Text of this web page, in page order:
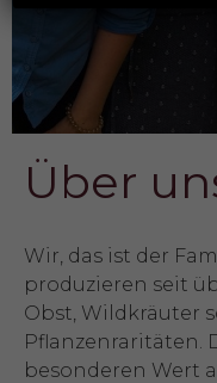
Über
Wir, das ist der
produzieren seit
Obst, Wildkräuter
Pflanzenraritäten.
besonderen Wert